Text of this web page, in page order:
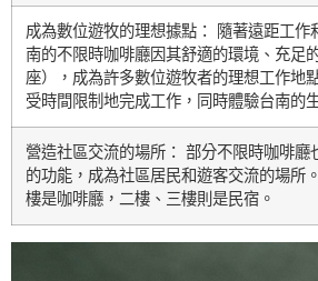
成為數位遊牧的理想據點： 隨著遠距工作
南的不限時咖啡廳因其舒適的環境、充足
座），成為許多數位遊牧者的理想工作地
受時間限制地完成工作，同時體驗台南的
營造社區交流的場所： 部分不限時咖啡廳
的功能，成為社區居民和遊客交流的場所
樓是咖啡廳，二樓、三樓則是民宿。